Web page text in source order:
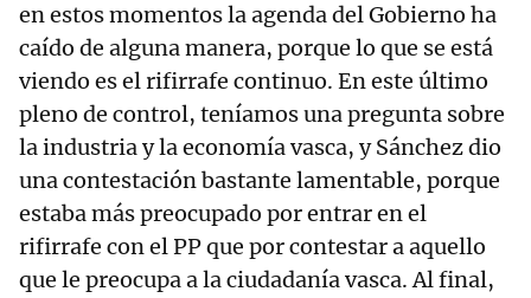
en estos momentos la agenda del Gobierno ha
caído de alguna manera, porque lo que se está
viendo es el rifirrafe continuo. En este último
pleno de control, teníamos una pregunta sobre
la industria y la economía vasca, y Sánchez dio
una contestación bastante lamentable, porque
estaba más preocupado por entrar en el
rifirrafe con el PP que por contestar a aquello
que le preocupa a la ciudadanía vasca. Al final,